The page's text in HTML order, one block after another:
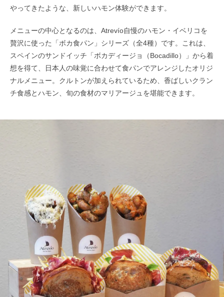
やってきたような、新しいハモン体験ができます。
メニューの中心となるのは、Atrevío自慢のハモン・イベリコを
贅沢に使った「ボカ食パン」シリーズ（全4種）です。これは、
スペインのサンドイッチ「ボカディージョ（Bocadillo）」から着
想を得て、日本人の味覚に合わせて食パンでアレンジしたオリジ
ナルメニュー。クルトンが加えられているため、香ばしいクラン
チ食感とハモン、旬の食材のマリアージュを堪能できます。